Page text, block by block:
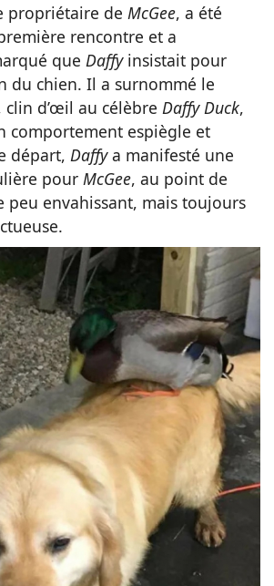
propriétaire de McGee, a été
rencontre et a
que Daffy insistait pour
du chien. Il a surnommé le
clin d’œil au célèbre Daffy Duck,
comportement espiègle et
départ, Daffya manifesté une
pour McGee, au point de
peu envahissant, mais toujours